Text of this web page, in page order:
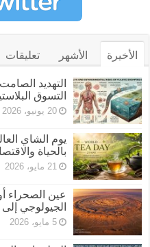
الأخيرة الأشهر تعليقات
التهديد
التسوق
20 يونيو، 2026
يوم الشاي
بالحياة
21 مايو، 2026
عين الصحراء
الجيولوجي إلى
5 مايو، 2026